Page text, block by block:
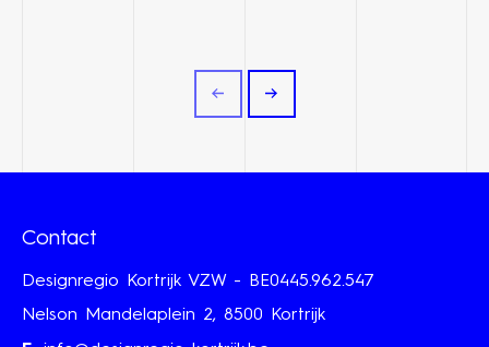
Contact
Designregio Kortrijk VZW - BE0445.962.547
Nelson Mandelaplein 2, 8500 Kortrijk